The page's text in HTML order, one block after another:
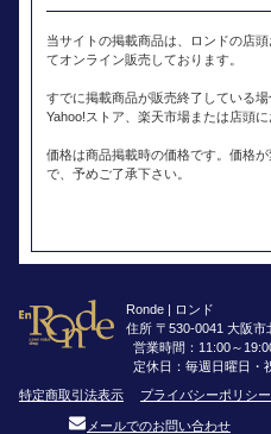
当サイトの掲載商品は、ロンドの店
てオンライン販売しております。
すでに掲載商品が販売終了している
Yahoo!ストア、楽天市場または店頭
価格は商品掲載時の価格です。価格
で、予めご了承下さい。
Ronde | ロンド
住所 〒530-0041 大阪
営業時間：11:00～
定休日：毎週日曜日・
特定商取引法表示
プライバシーポリシー
メールでのお問い合わせ